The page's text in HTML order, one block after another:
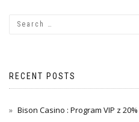
RECENT POSTS
Bison Casino : Program VIP z